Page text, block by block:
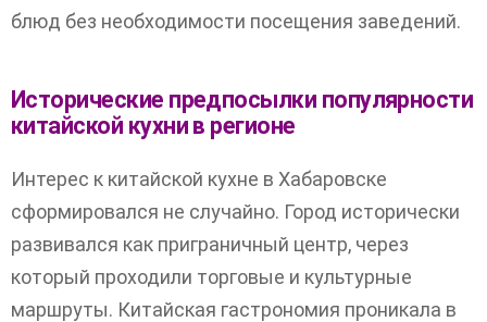
блюд без необходимости посещения заведений.
Исторические предпосылки популярности
китайской кухни в регионе
Интерес к китайской кухне в Хабаровске
сформировался не случайно. Город исторически
развивался как приграничный центр, через
который проходили торговые и культурные
маршруты. Китайская гастрономия проникала в